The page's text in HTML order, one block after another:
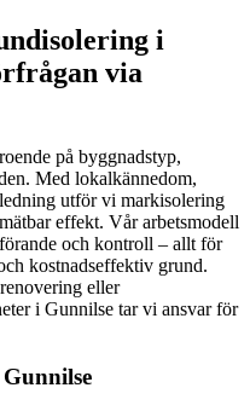
i
via
på byggnadstyp,
Med lokalkännedom,
utför vi markisolering
effekt. Vår arbetsmodell
och kontroll – allt för
kostnadseffektiv grund.
eller
i Gunnilse tar vi ansvar för